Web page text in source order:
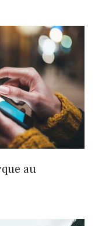
au